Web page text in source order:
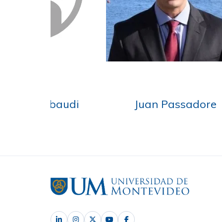
Arozamena Javier Marcus